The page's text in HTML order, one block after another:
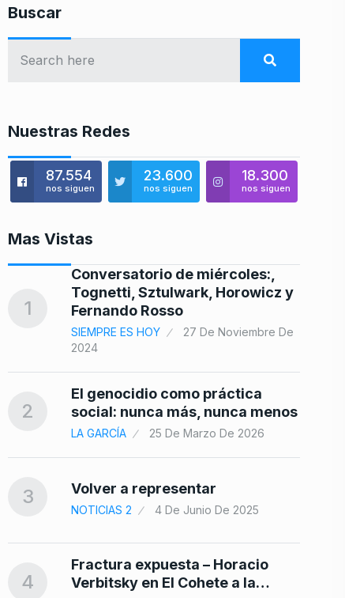
Buscar
Nuestras Redes
87.554
nos siguen
23.600
nos siguen
18.300
nos siguen
Mas Vistas
1
Conversatorio de miércoles:,
Tognetti, Sztulwark, Horowicz y
Fernando Rosso
SIEMPRE ES HOY
27 De Noviembre De
2024
2
El genocidio como práctica
social: nunca más, nunca menos
LA GARCÍA 25 De Marzo De 2026
3 Volver a representar
NOTICIAS 2 4 De Junio De 2025
4
Fractura expuesta – Horacio
Verbitsky en El Cohete a la…